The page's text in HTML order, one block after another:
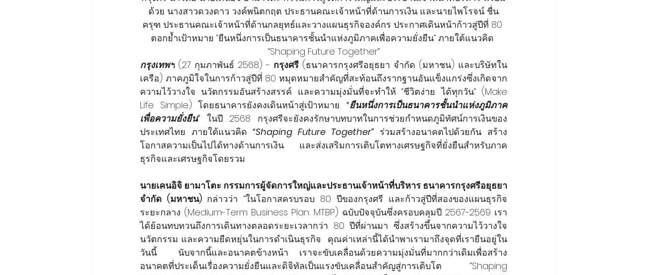
ด้วย นางสาวดวงดาว วงค์พนิตกฤต ประธานคณะเจ้าหน้าที่ด้านการเงิน และนายไพโรจน์ ชื่น
ครุฑ ประธานคณะเจ้าหน้าที่ด้านกลยุทธ์และวางแผนธุรกิจองค์กร ประกาศเดินหน้าก้าวสู่ปีที่ 80
ตอกย้ำเป้าหมาย “ยืนหนึ่งการเป็นธนาคารชั้นนำแห่งภูมิภาคเพื่อความยั่งยืน” ภายใต้แนวคิด
“Shaping Future Together”
กรุงเทพฯ (27 กุมภาพันธ์ 2568) - กรุงศรี (ธนาคารกรุงศรีอยุธยา จำกัด (มหาชน) และบริษัทใน
เครือ) ภาคภูมิใจในการก้าวสู่ปีที่ 80 หมุดหมายสำคัญที่สะท้อนถึงรากฐานอันแข็งแกร่งซึ่งเกิดจาก
ความไว้วางใจ นวัตกรรมอันสร้างสรรค์ และความมุ่งมั่นที่จะทำให้ “ชีวิตง่าย ได้ทุกวัน” (Make
Life Simple) โดยธนาคารยังคงเดินหน้าสู่เป้าหมาย “ยืนหนึ่งการเป็นธนาคารชั้นนำแห่งภูมิภาค
เพื่อความยั่งยืน” ในปี 2568 กรุงศรีจะยังคงรักษาบทบาทในการช่วยกำหนดภูมิทัศน์การเงินของ
ประเทศไทย ภายใต้แนวคิด “Shaping Future Together” ร่วมสร้างอนาคตไปด้วยกัน สร้าง
โอกาสความเป็นไปได้ทางด้านการเงิน และส่งเสริมการเติบโตทางเศรษฐกิจที่ยั่งยืนสำหรับภาค
ธุรกิจและเศรษฐกิจโดยรวม
นายเคนอิจิ ยามาโตะ กรรมการผู้จัดการใหญ่และประธานเจ้าหน้าที่บริหาร ธนาคารกรุงศรีอยุธยา
จำกัด (มหาชน) กล่าวว่า “ในโอกาสครบรอบ 80 ปีของกรุงศรี และก้าวสู่ปีที่สองของแผนธุรกิจ
ระยะกลาง (Medium-Term Business Plan: MTBP) ฉบับปัจจุบันซึ่งครอบคลุมปี 2567-2569 เรา
ได้ย้อนทบทวนถึงการเดินทางตลอดระยะเวลากว่า 80 ปีที่ผ่านมา ซึ่งสร้างขึ้นจากความไว้วางใจ
นวัตกรรม และความยืดหยุ่นในการดำเนินธุรกิจ  คุณค่าเหล่านี้ได้นำพาเรามาถึงจุดที่เรายืนอยู่ใน
วันนี้  นับจากนี้และอนาคตข้างหน้า เราจะขับเคลื่อนด้วยความมุ่งมั่นที่มากกว่าเดิมเพื่อสร้าง
อนาคตที่ประเด็นเรื่องความยั่งยืนและดิจิทัลเป็นแรงขับเคลื่อนสำคัญสู่การเติบโต “Shaping